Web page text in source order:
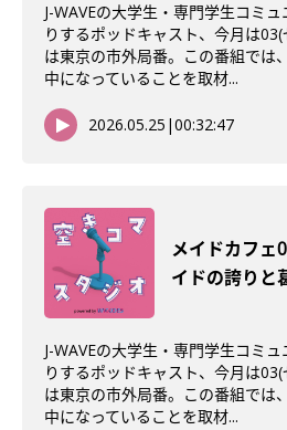
J-WAVEの大学生・専門学生コミ
りするポッドキャスト、今月は
は東京の市外局番。この番組では
中になっていることを取材...
2026.05.25 |00:32:47
メイドカフェ
イドの誇り
J-WAVEの大学生・専門学生コミ
りするポッドキャスト、今月は
は東京の市外局番。この番組では
中になっていることを取材...